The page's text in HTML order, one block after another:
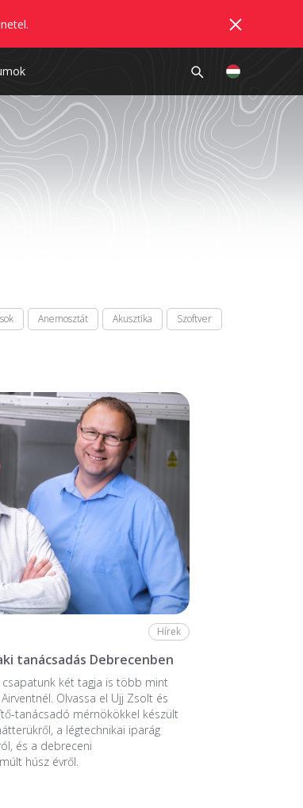
Anemosztát Akusztika
Szoftver
Hírek
tanácsadás Debrecenben
két tagja is több mint
Olvassa el Ujj Zsolt és
tanácsadó mérnökökkel készült
a légtechnikai iparág
és a debreceni
húsz évről.